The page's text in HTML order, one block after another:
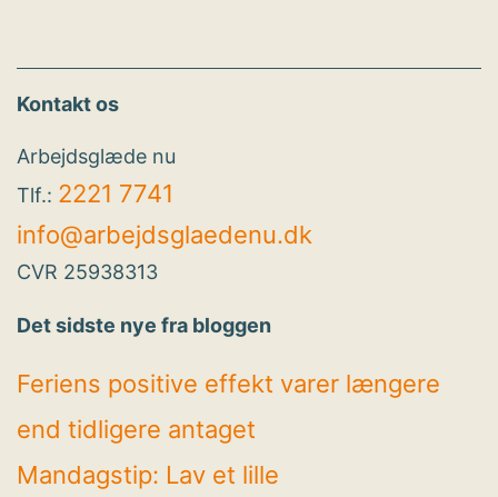
Kontakt os
Arbejdsglæde nu
Tlf.: 2221 7741
info@arbejdsglaedenu.dk
CVR 25938313
Det sidste nye fra bloggen
Feriens positive effekt varer længere
end tidligere antaget
Mandagstip: Lav et lille